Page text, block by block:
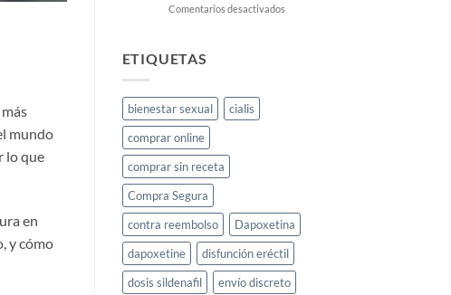
mundo
lo que
en
y cómo
y
Comentarios desactivadosen
ETIQUETAS
bienestar sexual
cialis
comprar online
comprar sin receta
Compra Segura
contra reembolso
Dapoxetina
dapoxetine
disfunción eréctil
dosis sildenafil
envío discreto